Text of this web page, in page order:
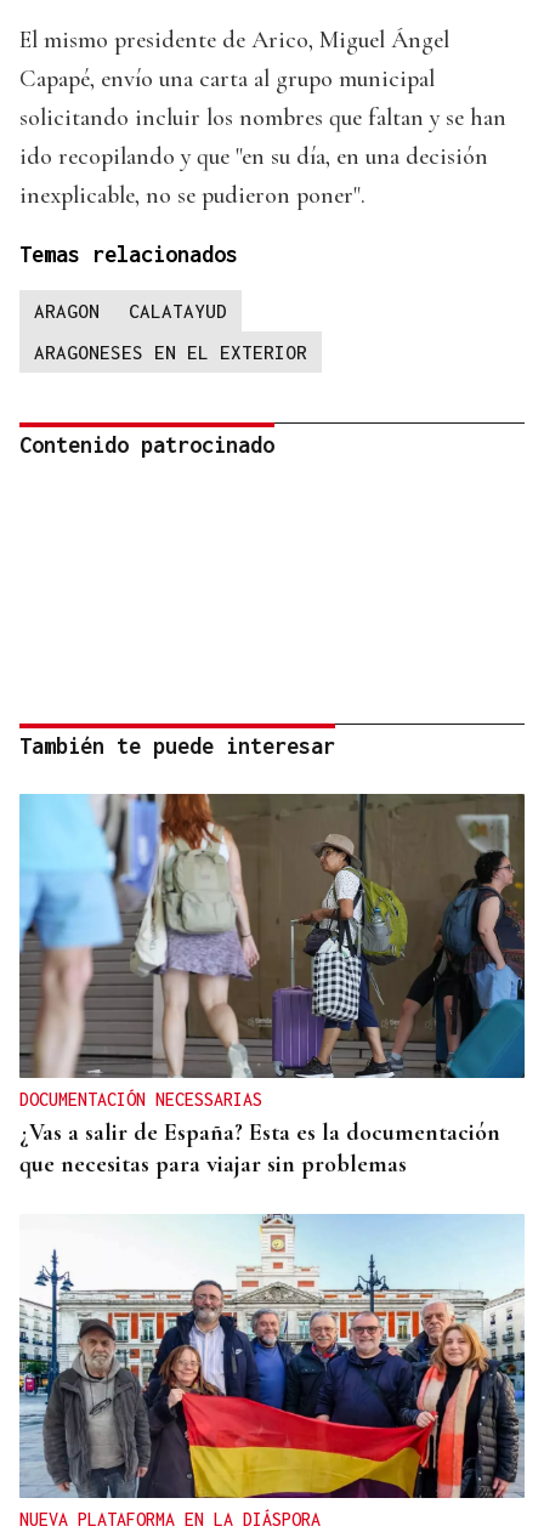
El mismo presidente de Arico, Miguel Ángel
Capapé, envío una carta al grupo municipal
solicitando incluir los nombres que faltan y se han
ido recopilando y que "en su día, en una decisión
inexplicable, no se pudieron poner".
Temas relacionados
ARAGON
CALATAYUD
ARAGONESES EN EL EXTERIOR
Contenido patrocinado
También te puede interesar
DOCUMENTACIÓN NECESSARIAS
¿Vas a salir de España? Esta es la documentación
que necesitas para viajar sin problemas
NUEVA PLATAFORMA EN LA DIÁSPORA